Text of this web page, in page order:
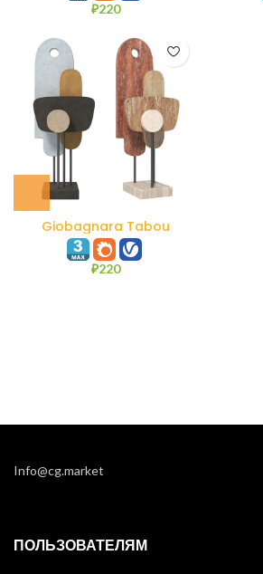
₽220
Giobagnara Tabou
Sculpture #1
₽220
Info@cg.market
ПОЛЬЗОВАТЕЛЯМ